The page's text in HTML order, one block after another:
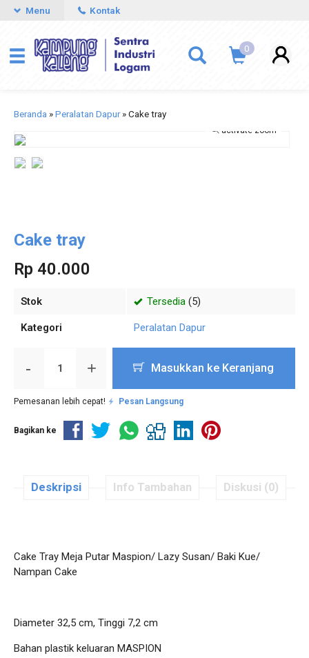
Menu Kontak
0
Beranda »Peralatan Dapur»Cake tray
activate zoom
Cake tray
Rp 40.000
Stok Tersedia (5)
Kategori Peralatan Dapur
- + Masukkan ke Keranjang
Pemesanan lebih cepat! Pesan Langsung
Bagikan ke
Deskripsi Info Tambahan Diskusi (0)
Cake Tray Meja Putar Maspion/ Lazy Susan/ Baki Kue/
Nampan Cake
Diameter 32,5 cm, Tinggi 7,2 cm
Bahan plastik keluaran MASPION